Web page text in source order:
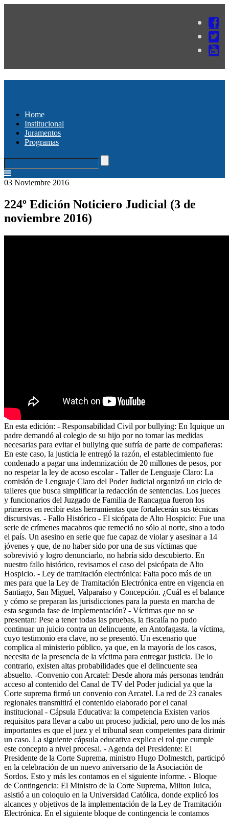
Home
Institucional
Juramentos
Programas
03 Noviembre 2016
224º Edición Noticiero Judicial (3 de
noviembre 2016)
En esta edición: - Responsabilidad Civil por bullying: En Iquique un
padre demandó al colegio de su hijo por no tomar las medidas
necesarias para evitar el bullying que sufría de parte de compañeras:
En este caso, la justicia le entregó la razón, el establecimiento fue
condenado a pagar una indemnización de 20 millones de pesos, por
no respetar la ley de acoso escolar - Taller de Lenguaje Claro: La
comisión de Lenguaje Claro del Poder Judicial organizó un ciclo de
talleres que busca simplificar la redacción de sentencias. Los jueces
y funcionarios del Juzgado de Familia de Rancagua fueron los
primeros en recibir estas herramientas que fortalecerán sus técnicas
discursivas. - Fallo Histórico - El sicópata de Alto Hospicio: Fue una
serie de crímenes macabros que remeció no sólo al norte, sino a todo
el país. Un asesino en serie que fue capaz de violar y asesinar a 14
jóvenes y que, de no haber sido por una de sus víctimas que
sobrevivió y logro denunciarlo, no habría sido descubierto. En
nuestro fallo histórico, revisamos el caso del psicópata de Alto
Hospicio. - Ley de tramitación electrónica: Falta poco más de un
mes para que la Ley de Tramitación Electrónica entre en vigencia en
Santiago, San Miguel, Valparaíso y Concepción. ¿Cuál es el balance
y cómo se preparan las jurisdicciones para la puesta en marcha de
esta segunda fase de implementación? - Víctimas que no se
presentan: Pese a tener todas las pruebas, la fiscalía no pudo
continuar un juicio contra un delincuente, en Antofagasta. la víctima,
cuyo testimonio era clave, no se presentó. Un escenario que
complica al ministerio público, ya que, en la mayoría de los casos,
necesita de la presencia de la víctima para entregar justicia. De lo
contrario, existen altas probabilidades que el delincuente sea
absuelto. -Convenio con Arcatel: Desde ahora más personas tendrán
acceso al contenido del Canal de TV del Poder judicial ya que la
Corte suprema firmó un convenio con Arcatel. La red de 23 canales
regionales transmitirá el contenido elaborado por el canal
institucional - Cápsula Educativa: la competencia Existen varios
requisitos para llevar a cabo un proceso judicial, pero uno de los más
importantes es que el juez y el tribunal sean competentes para dirimir
un caso. La siguiente cápsula educativa explica el rol que cumple
este concepto a nivel procesal. - Agenda del Presidente: El
Presidente de la Corte Suprema, ministro Hugo Dolmestch, participó
en la celebración de un nuevo aniversario de la Asociación de
Sordos. Esto y más les contamos en el siguiente informe. - Bloque
de Contingencia: El Ministro de la Corte Suprema, Milton Juica,
asistió a un coloquio en la Universidad Católica, donde explicó los
alcances y objetivos de la implementación de la Ley de Tramitación
Electrónica. En el siguiente bloque de contingencia le contamos